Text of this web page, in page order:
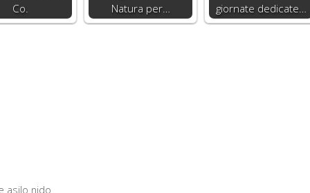
Co.
Natura per…
giornate dedicate…
asilo nido